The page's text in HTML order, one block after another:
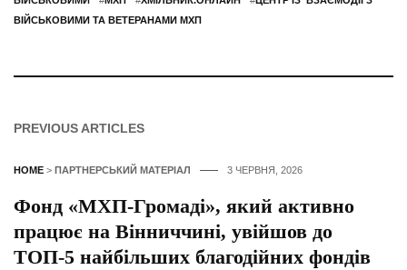
ВІЙСЬКОВИМИ ТА ВЕТЕРАНАМИ МХП
PREVIOUS ARTICLES
HOME > ПАРТНЕРСЬКИЙ МАТЕРІАЛ 3 ЧЕРВНЯ, 2026
Фонд «МХП-Громаді», який активно
працює на Вінниччині, увійшов до
ТОП-5 найбільших благодійних фондів